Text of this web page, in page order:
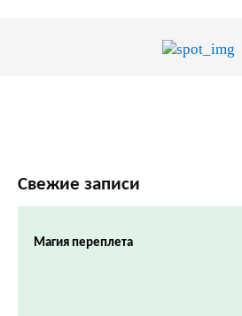
Свежие записи
Магия переплета